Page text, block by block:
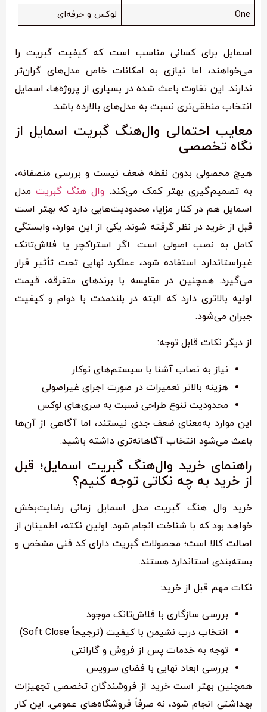
One
لوکس و حرفه‌ای
اسمایل برای کسانی مناسب است که کیفیت گبریت را
می‌خواهند، اما نیازی به امکانات خاص مدل‌های گران‌تر
ندارند. این تفاوت باعث شده در بسیاری از پروژه‌ها، اسمایل
انتخاب منطقی‌تری نسبت به مدل‌های بالارده باشد.
معایب احتمالی وال‌هنگ گبریت اسمایل از
نگاه تخصصی
هیچ محصولی بدون نقطه ضعف نیست و بررسی منصفانه،
به تصمیم‌گیری بهتر کمک می‌کند. وال هنگ گبریتمدل
اسمایل هم در کنار مزایا، محدودیت‌هایی دارد که بهتر است
قبل از خرید در نظر گرفته شوند. یکی از این موارد، وابستگی
کامل به نصب اصولی است. اگر استراکچر یا فلاش‌تانک
غیراستاندارد استفاده شود، عملکرد نهایی تحت تأثیر قرار
می‌گیرد. همچنین در مقایسه با برندهای متفرقه، قیمت
اولیه بالاتری دارد که البته در بلندمدت با دوام و کیفیت
جبران می‌شود.
از دیگر نکات قابل توجه:
نیاز به نصاب آشنا با سیستم‌های توکار
هزینه بالاتر تعمیرات در صورت اجرای غیراصولی
محدودیت تنوع طراحی نسبت به سری‌های لوکس
این موارد به‌معنای ضعف جدی نیستند، اما آگاهی از آن‌ها
باعث می‌شود انتخاب آگاهانه‌تری داشته باشید.
راهنمای خرید وال‌هنگ گبریت اسمایل؛ قبل
از خرید به چه نکاتی توجه کنیم؟
خرید وال هنگ گبریت مدل اسمایل زمانی رضایت‌بخش
خواهد بود که با شناخت انجام شود. اولین نکته، اطمینان از
اصالت کالا است؛ محصولات گبریت دارای کد فنی مشخص و
بسته‌بندی استاندارد هستند.
نکات مهم قبل از خرید:
بررسی سازگاری با فلاش‌تانک موجود
انتخاب درب نشیمن با کیفیت (ترجیحاً Soft Close)
توجه به خدمات پس از فروش و گارانتی
بررسی ابعاد نهایی با فضای سرویس
همچنین بهتر است خرید از فروشندگان تخصصی تجهیزات
بهداشتی انجام شود، نه صرفاً فروشگاه‌های عمومی. این کار